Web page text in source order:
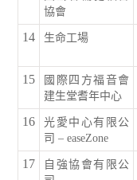
協會
14 生命工場
15
國際四方福音會
建生堂耆年中心
16
光愛中心有限公
司 – easeZone
17
自強協會有限公